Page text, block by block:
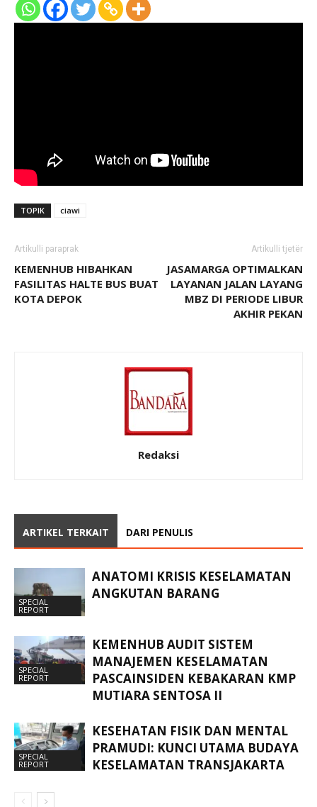
TOPIK ciawi
Artikulli paraprak
KEMENHUB HIBAHKAN
FASILITAS HALTE BUS BUAT
KOTA DEPOK
Artikulli tjetër
JASAMARGA OPTIMALKAN
LAYANAN JALAN LAYANG
MBZ DI PERIODE LIBUR
AKHIR PEKAN
Redaksi
ARTIKEL TERKAIT DARI PENULIS
SPECIAL
REPORT
ANATOMI KRISIS KESELAMATAN
ANGKUTAN BARANG
SPECIAL
REPORT
KEMENHUB AUDIT SISTEM
MANAJEMEN KESELAMATAN
PASCAINSIDEN KEBAKARAN KMP
MUTIARA SENTOSA II
SPECIAL
REPORT
KESEHATAN FISIK DAN MENTAL
PRAMUDI: KUNCI UTAMA BUDAYA
KESELAMATAN TRANSJAKARTA